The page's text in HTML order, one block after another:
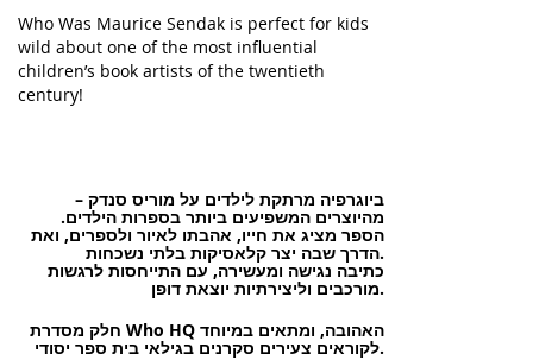
Who Was Maurice Sendak is perfect for kids
wild about one of the most influential
children’s book artists of the twentieth
century!
ביוגרפיה מרתקת לילדים על מוריס סנדק –
מהיוצרים המשפיעים ביותר בספרות הילדים.
הספר מציג את חייו, אהבתו לאיור ולספרים, ואת
הדרך שבה יצר קלאסיקות בלתי נשכחות.
כתיבה נגישה ומעשירה, עם התייחסות לרגשות
מורכבים וליצירתיות יוצאת דופן.
חלק מסדרת Who HQ האהובה, ומתאים במיוחד
לקוראים צעירים סקרנים בגילאי בית ספר יסודי.